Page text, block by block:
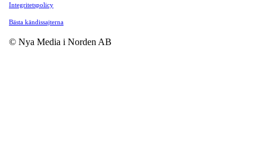
Integritetspolicy
Bästa kändissajterna
© Nya Media i Norden AB